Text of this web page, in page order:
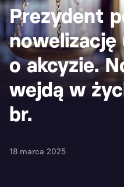
Prezydent
o akcyzie.
wejdą w
br.
18 marca 2025